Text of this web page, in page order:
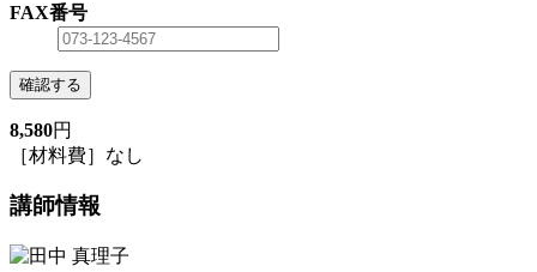
FAX番号
確認する
8,580円
［材料費］なし
講師情報